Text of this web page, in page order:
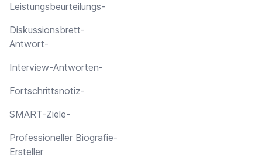
Leistungsbeurteilungs-
Diskussionsbrett-
Antwort-
Interview-Antworten-
Fortschrittsnotiz-
SMART-Ziele-
Professioneller Biografie-
Ersteller